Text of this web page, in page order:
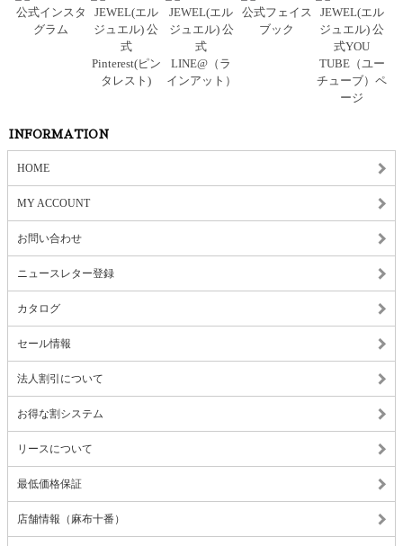
INFORMATION
HOME
MY ACCOUNT
お問い合わせ
ニュースレター登録
カタログ
セール情報
法人割引について
お得な割システム
リースについて
最低価格保証
店舗情報（麻布十番）